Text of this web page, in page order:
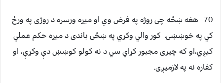
70- هغه ښځه چی روژه په فرض وي او ميړه ورسره د روژی په ورځ
کي په خوښښۍ کور والي وکړي په ښځی باندی د ميړه حکم عملي
کيږي،او که چيری مجبور کړاي سي د نه کولو کوښښ دې وکړې، او
کفاره نه په لازميږی.